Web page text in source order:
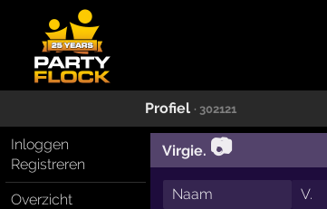
Profiel · 302121
Inloggen
Registreren
Overzicht
Virgie. 📷
Naam
V.